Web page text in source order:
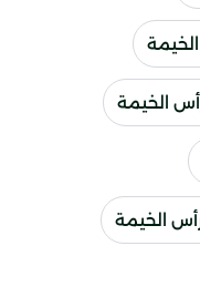
الخيمة
الخيمة